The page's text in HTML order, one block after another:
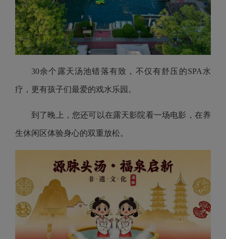
30余个露天汤池错落有致，不仅有舒压的SPA水
疗，更有孩子们最爱的戏水乐园。
到了晚上，您还可以在露天影院看一场电影，在养
生休闲区体验身心的双重放松。